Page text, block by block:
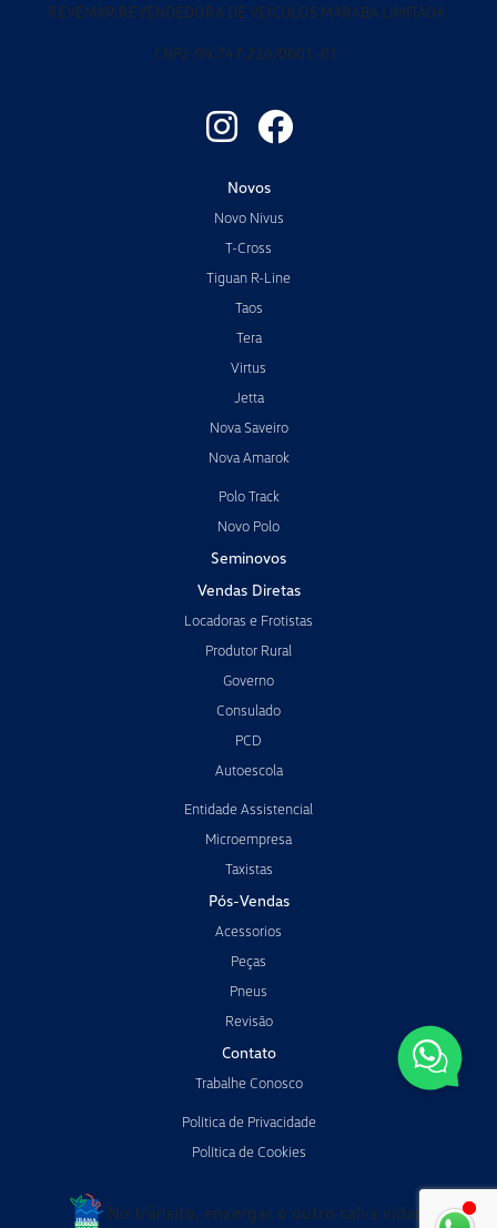
REVEMAR REVENDEDORA DE VEICULOS MARABA LIMITADA
CNPJ: 04.747.226/0001-01
Novos
Novo Nivus
T-Cross
Tiguan R-Line
Taos
Tera
Virtus
Jetta
Nova Saveiro
Nova Amarok
Polo Track
Novo Polo
Seminovos
Vendas Diretas
Locadoras e Frotistas
Produtor Rural
Governo
Consulado
PCD
Autoescola
Entidade Assistencial
Microempresa
Taxistas
Pós-Vendas
Acessorios
Peças
Pneus
Revisão
Contato
Trabalhe Conosco
Política de Privacidade
Política de Cookies
No trânsito, enxergar o outro salva vidas.